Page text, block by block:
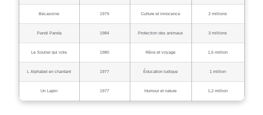
Bécassine 1979 Culture et innocence 2 millions
Pandi Panda 1984 Protection des animaux 3 millions
Le Soulier qui vole 1980 Rêve et voyage 1,5 million
L Alphabet en chantant 1977 Éducation ludique 1 million
Un Lapin 1977 Humour et nature 1,2 million